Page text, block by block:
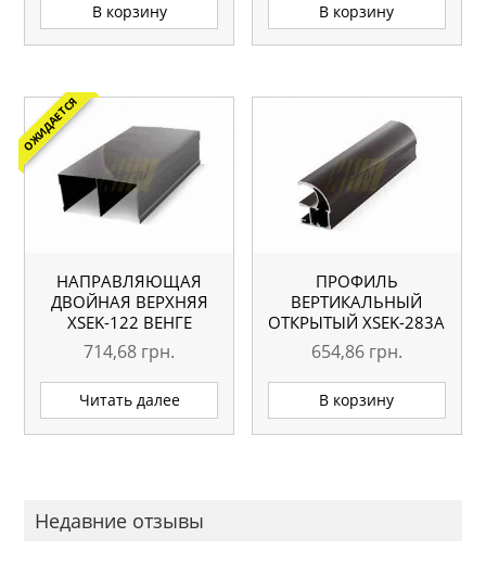
В корзину В корзину
ОЖИДАЕТСЯ
НАПРАВЛЯЮЩАЯ
ДВОЙНАЯ ВЕРХНЯЯ
ХSEK-122 ВЕНГЕ
ГЛЯНЕЦ L=5.1М
ОРИГИНАЛ
714,68 грн.
Читать далее
ПРОФИЛЬ
ВЕРТИКАЛЬНЫЙ
ОТКРЫТЫЙ XSEK-283A
ВЕНГЕ ГЛЯНЕЦ
L=5.1М ОРИГИНАЛ
654,86 грн.
В корзину
Недавние отзывы